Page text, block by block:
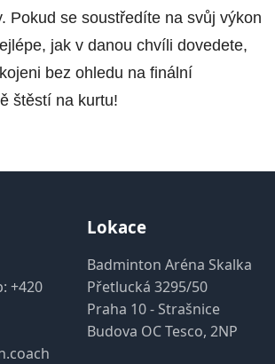
Pokud se soustředíte na svůj výkon
jak v danou chvíli dovedete,
bez ohledu na finální
štěstí na kurtu!
+420
Lokace
Badminton Aréna Skalka
Přetlucká 3295/50
Praha 10 - Strašnice
Budova OC Tesco, 2NP